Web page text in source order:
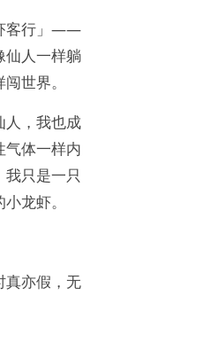
客行」——
仙人一样躺
世界。
人，我也成
气体一样内
只是一只
龙虾。
真亦假，无